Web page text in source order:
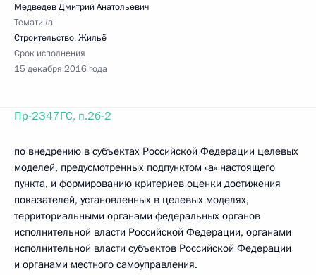
Медведев Дмитрий Анатольевич
Тематика
Строительство,Жильё
Срок исполнения
15 декабря 2016 года
Пр-2347ГС, п.2б-2
по внедрению в субъектах Российской Федерации целевых
моделей, предусмотренных подпунктом «а» настоящего
пункта, и формированию критериев оценки достижения
показателей, установленных в целевых моделях,
территориальными органами федеральных органов
исполнительной власти Российской Федерации, органами
исполнительной власти субъектов Российской Федерации
и органами местного самоуправления.